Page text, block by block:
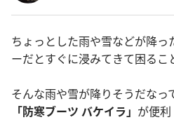
ちょっとした雨や雪などが降っ
ーだとすぐに浸みてきて困るこ
そんな雨や雪が降りそうだなっ
「防寒ブーツ バケイラ」 が便利